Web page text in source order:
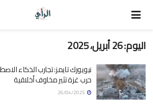
اليوم:26 أبريل، 2025
نيويورك تايمز: تجارب الذكاء
حرب غزة تثير مخاوف أخلاقية